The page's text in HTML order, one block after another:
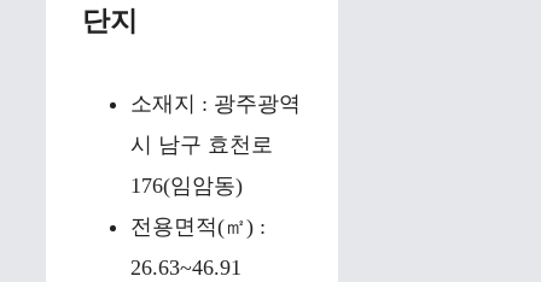
단지
소재지 : 광주광역
시 남구 효천로
176(임암동)
전용면적(㎡) :
26.63~46.91